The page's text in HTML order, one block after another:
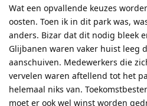
Wat een opvallende keuzes
oosten. Toen ik in dit park was,
anders. Bizar dat dit nodig bleek
Glijbanen waren vaker huist leeg
aanschuiven. Medewerkers die
vervelen waren aftellend tot het
helemaal niks van.
moet er ook wel winst worden